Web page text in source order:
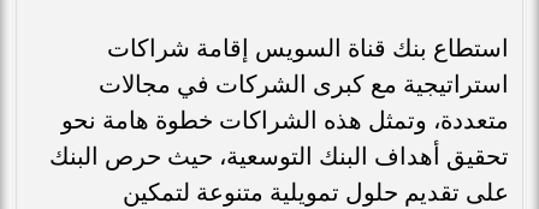
استطاع بنك قناة السويس إقامة شراكات
استراتيجية مع كبرى الشركات في مجالات
متعددة، وتمثل هذه الشراكات خطوة هامة نحو
تحقيق أهداف البنك التوسعية، حيث حرص البنك
على تقديم حلول تمويلية متنوعة لتمكين